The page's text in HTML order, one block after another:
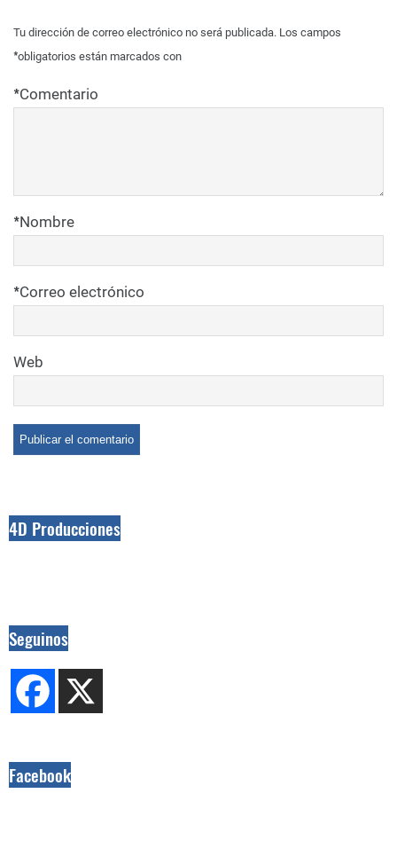
Tu dirección de correo electrónico no será publicada. Los campos
obligatorios están marcados con
*
Comentario
*
Nombre
*
Correo electrónico
*
Web
4D Producciones
Seguinos
Facebook